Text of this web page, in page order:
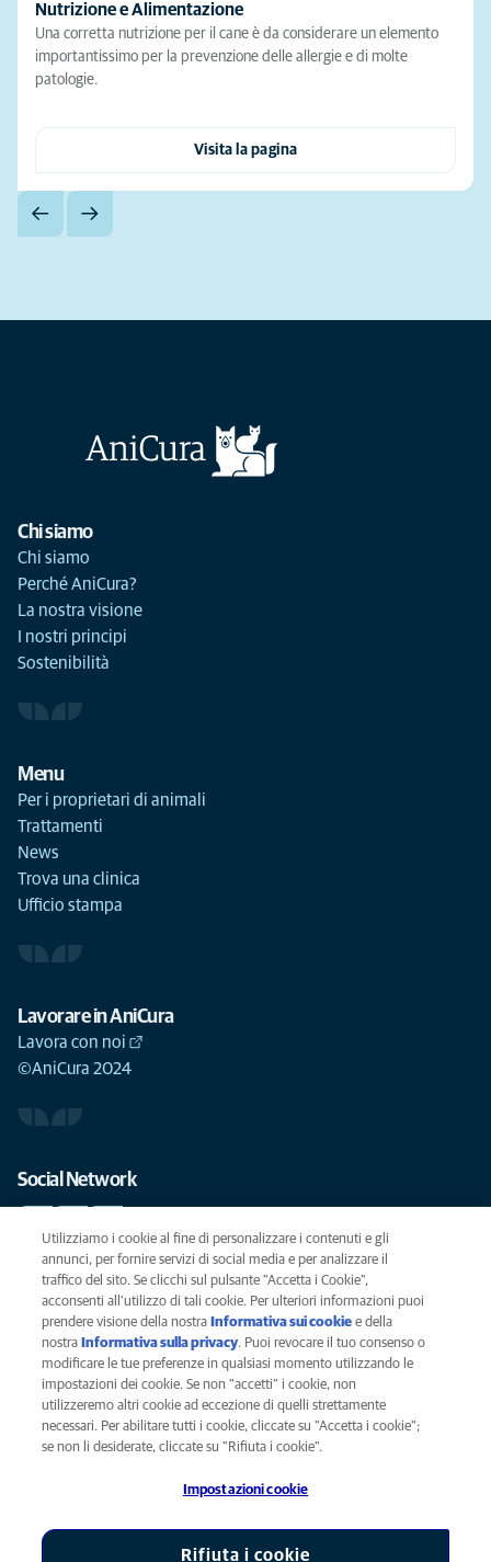
Nutrizione e Alimentazione
Una corretta nutrizione per il cane è da considerare un elemento
importantissimo per la prevenzione delle allergie e di molte
patologie.
Visita la pagina
Chi siamo
Chi siamo
Perché AniCura?
La nostra visione
I nostri principi
Sostenibilità
Menu
Per i proprietari di animali
Trattamenti
News
Trova una clinica
Ufficio stampa
Lavorare in AniCura
Lavora con noi
©AniCura 2024
Social Network
Le migliori cure per il vostro animale domestico
SCRIVICI
info@anicura.it
Privacy
Legal
AniCura è un'affiliata di Mars, Inc © 2026
Utilizziamo i cookie al fine di personalizzare i contenuti e gli
annunci, per fornire servizi di social media e per analizzare il
traffico del sito. Se clicchi sul pulsante "Accetta i Cookie",
acconsenti all'utilizzo di tali cookie. Per ulteriori informazioni puoi
prendere visione della nostra Informativa sui cookie (opens in a new
tab)
e della
nostra Informativa sulla privacy(opens in a new tab)
. Puoi revocare il tuo consenso o
modificare le tue preferenze in qualsiasi momento utilizzando le
impostazioni dei cookie. Se non "accetti" i cookie, non
utilizzeremo altri cookie ad eccezione di quelli strettamente
necessari. Per abilitare tutti i cookie, cliccate su "Accetta i cookie";
se non li desiderate, cliccate su "Rifiuta i cookie".
Impostazioni cookie
Rifiuta i cookie